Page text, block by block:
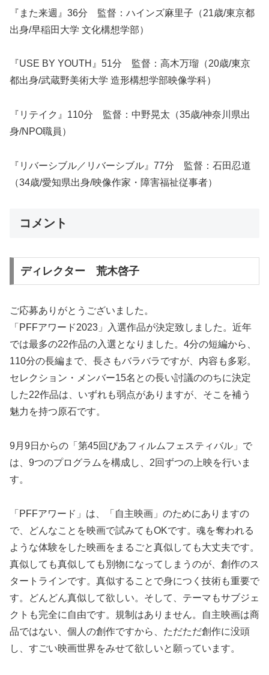
『また来週』36分 監督：ハインズ麻里子（21歳/東京都
出身/早稲田大学 文化構想学部）
『USE BY YOUTH』51分 監督：高木万瑠（20歳/東京
都出身/武蔵野美術大学 造形構想学部映像学科）
『リテイク』110分 監督：中野晃太（35歳/神奈川県出
身/NPO職員）
『リバーシブル／リバーシブル』77分 監督：石田忍道
（34歳/愛知県出身/映像作家・障害福祉従事者）
コメント
ディレクター 荒木啓子
ご応募ありがとうございました。
「PFFアワード2023」入選作品が決定致しました。近年
では最多の22作品の入選となりました。4分の短編から、
110分の長編まで、長さもバラバラですが、内容も多彩。
セレクション・メンバー15名との長い討議ののちに決定
した22作品は、いずれも弱点がありますが、そこを補う
魅力を持つ原石です。
9月9日からの「第45回ぴあフィルムフェスティバル」で
は、9つのプログラムを構成し、2回ずつの上映を行いま
す。
「PFFアワード」は、「自主映画」のためにありますの
で、どんなことを映画で試みてもOKです。魂を奪われる
ような体験をした映画をまるごと真似しても大丈夫です。
真似しても真似しても別物になってしまうのが、創作のス
タートラインです。真似することで身につく技術も重要で
す。どんどん真似して欲しい。そして、テーマもサブジェ
クトも完全に自由です。規制はありません。自主映画は商
品ではない、個人の創作ですから、ただただ創作に没頭
し、すごい映画世界をみせて欲しいと願っています。